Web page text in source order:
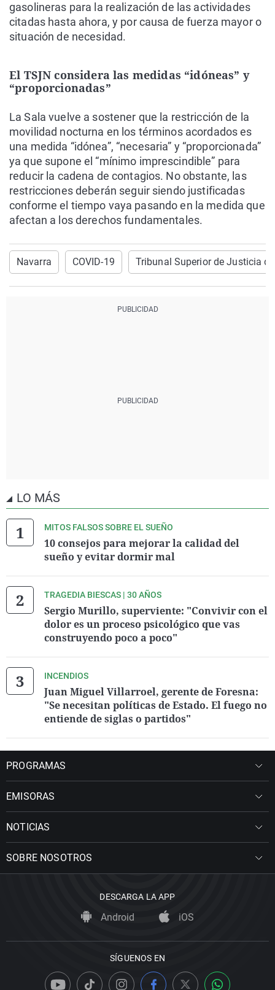
gasolineras para la realización de las actividades
citadas hasta ahora, y por causa de fuerza mayor o
situación de necesidad.
El TSJN considera las medidas “idóneas” y
“proporcionadas”
La Sala vuelve a sostener que la restricción de la
movilidad nocturna en los términos acordados es
una medida “idónea”, “necesaria” y “proporcionada”
ya que supone el “mínimo imprescindible” para
reducir la cadena de contagios. No obstante, las
restricciones deberán seguir siendo justificadas
conforme el tiempo vaya pasando en la medida que
afectan a los derechos fundamentales.
Navarra COVID-19 Tribunal Superior de Justicia
LO MÁS
MITOS FALSOS SOBRE EL SUEÑO
10 consejos para mejorar la calidad del
sueño y evitar dormir mal
TRAGEDIA BIESCAS | 30 AÑOS
Sergio Murillo, superviente: "Convivir con el
dolor es un proceso psicológico que vas
construyendo poco a poco"
INCENDIOS
Juan Miguel Villarroel, gerente de Foresna:
"Se necesitan políticas de Estado. El fuego no
entiende de siglas o partidos"
PROGRAMAS
EMISORAS
NOTICIAS
SOBRE NOSOTROS
DESCARGA LA APP
Android iOS
SÍGUENOS EN